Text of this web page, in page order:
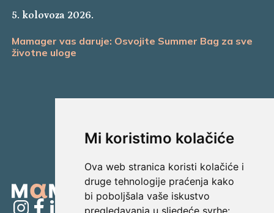
Mi koristimo kolačiće
Ova web stranica koristi kolačiće i
druge tehnologije praćenja kako
bi poboljšala vaše iskustvo
pregledavanja u sljedeće svrhe:
5. kolovoza 2026.
Mamager vas daruje: Osvojite Summer Bag za sve
životne uloge